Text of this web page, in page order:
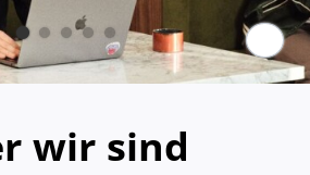
wir sind